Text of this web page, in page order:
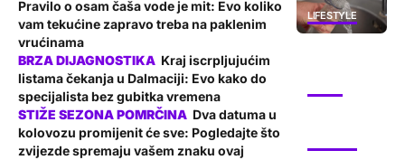
LIFESTYLE
Pravilo o osam čaša vode je mit: Evo koliko
vam tekućine zapravo treba na paklenim
vrućinama
Kraj iscrpljujućim
listama čekanja u Dalmaciji: Evo kako do
specijalista bez gubitka vremena
Dva datuma u
kolovozu promijenit će sve: Pogledajte što
zvijezde spremaju vašem znaku ovaj